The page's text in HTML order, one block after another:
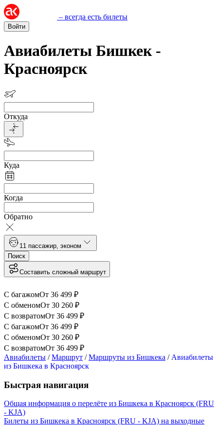
– всегда есть билеты
Войти
Авиабилеты Бишкек -
Красноярск
Откуда
Куда
Когда
Обратно
1 1 пассажир эконом
Поиск
Составить сложный маршрут
С багажомОт 36 499 ₽
С обменомОт 30 260 ₽
С возвратомОт 36 499 ₽
С багажомОт 36 499 ₽
С обменомОт 30 260 ₽
С возвратомОт 36 499 ₽
Авиабилеты /Маршрут /Маршруты из Бишкека / Авиабилеты
из Бишкека в Красноярск
Быстрая навигация
Общая информация о перелёте из Бишкека в Красноярск (FRU
- KJA)
Билеты из Бишкека в Красноярск (FRU - KJA) на выходные